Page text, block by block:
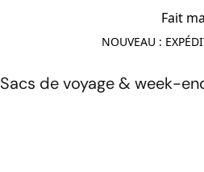
Fait
NOUVEAU :
Sacs de voyage & week-